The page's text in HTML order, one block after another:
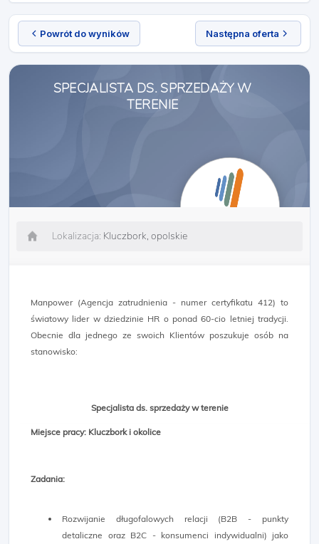
Powrót do wyników Następna oferta
SPECJALISTA DS. SPRZEDAŻY W
TERENIE
Lokalizacja: Kluczbork, opolskie
Manpower (Agencja zatrudnienia - numer certyfikatu 412) to
światowy lider w dziedzinie HR o ponad 60-cio letniej tradycji.
Obecnie dla jednego ze swoich Klientów poszukuje osób na
stanowisko:
Specjalista ds. sprzedaży w terenie
Miejsce pracy: Kluczbork i okolice
Zadania:
Rozwijanie długofalowych relacji (B2B - punkty
detaliczne oraz B2C - konsumenci indywidualni) jako